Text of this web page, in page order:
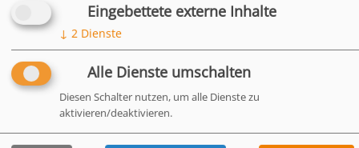
HÄUFIG
GESTELLTE
FRAGEN
Eingebettete externe Inhalte
↓ 2 Dienste
Alle Dienste umschalten
Diesen Schalter nutzen, um alle Dienste zu
aktivieren/deaktivieren.